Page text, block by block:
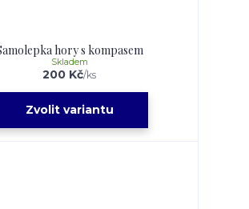
hory s kompasem
200 Kč/ks
Skladem
Zvolit variantu